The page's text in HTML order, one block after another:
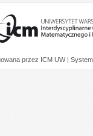
przez ICM UW |